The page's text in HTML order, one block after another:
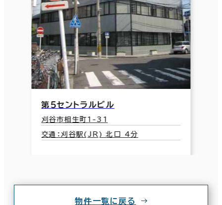
第５セントラルビル
刈谷市相生町1-31
交通：刈谷駅(JR) 北口 4分
物件一覧に戻る